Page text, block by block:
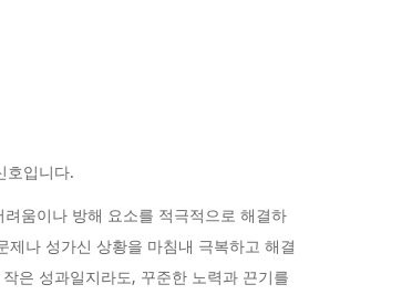
호입니다.
움이나 방해 요소를 적극적으로 해결하
나 성가신 상황을 마침내 극복하고 해결
은 성과일지라도, 꾸준한 노력과 끈기를